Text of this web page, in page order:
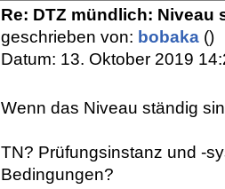
Re: DTZ mündlich:
geschrieben von: bobaka ()
Datum: 13. Oktober 2019
Wenn das Niveau ständig
TN? Prüfungsinstanz und -
Bedingungen?